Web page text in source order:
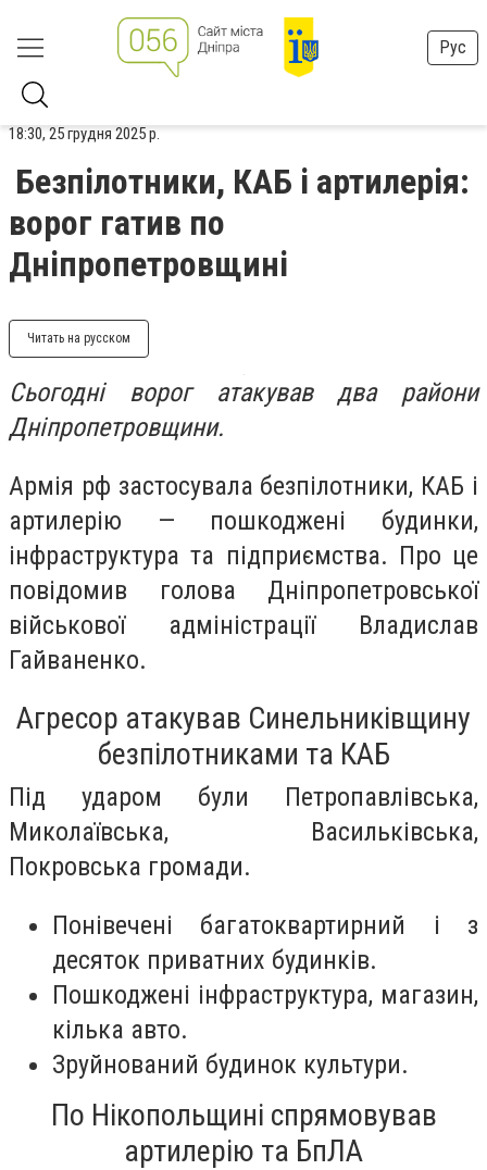
Рус
18:30, 25 грудня 2025 р.
Безпілотники, КАБ і артилерія:
ворог гатив по
Дніпропетровщині
Читать на русском
Сьогодні ворог атакував два райони
Дніпропетровщини.
Армія рф застосувала безпілотники, КАБ і
артилерію — пошкоджені будинки,
інфраструктура та підприємства. Про це
повідомив голова Дніпропетровської
військової адміністрації Владислав
Гайваненко.
Агресор атакував Синельниківщину
безпілотниками та КАБ
Під ударом були Петропавлівська,
Миколаївська, Васильківська,
Покровська громади.
Понівечені багатоквартирний і з
десяток приватних будинків.
Пошкоджені інфраструктура, магазин,
кілька авто.
Зруйнований будинок культури.
По Нікопольщині спрямовував
артилерію та БпЛА